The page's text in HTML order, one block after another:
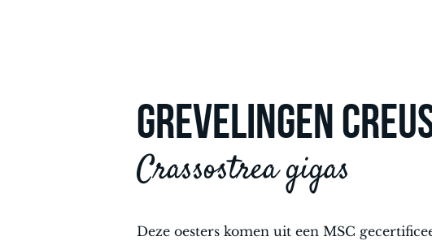
GREVELINGEN
Crassostrea gigas
Deze oesters komen uit een MSC